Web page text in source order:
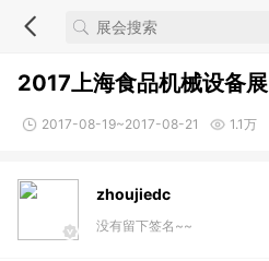
2017上海食品机械设备展
2017-08-19~2017-08-21 1.1万
zhoujiedc
没有留下签名~~